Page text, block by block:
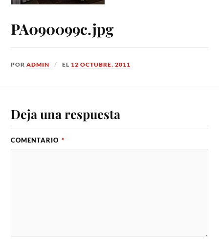
PA090099c.jpg
PORADMIN EL 12 OCTUBRE, 2011
Deja una respuesta
COMENTARIO *